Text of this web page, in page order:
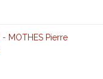
- MOTHES Pierre